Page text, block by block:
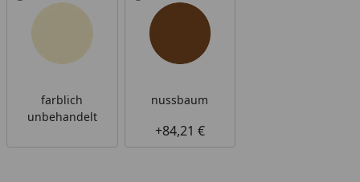
farblich
unbehandelt
nussbaum
+84,21 €